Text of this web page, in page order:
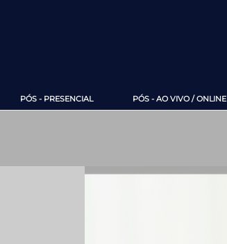
PÓS - PRESENCIAL PÓS - AO VIVO / ONLINE